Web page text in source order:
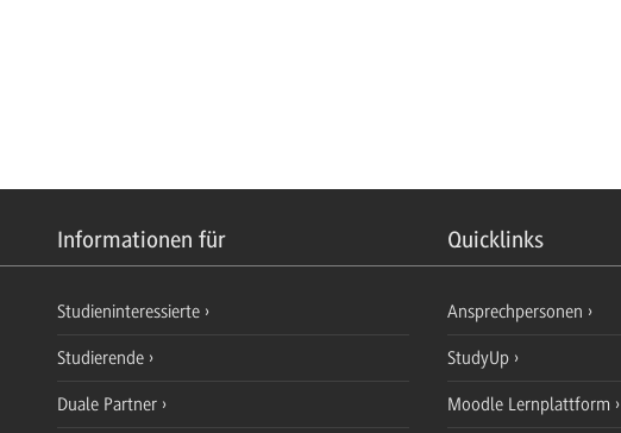
Informationen für Quicklinks
Studieninteressierte
Studierende
Duale Partner
Ansprechpersonen
StudyUp
Moodle Lernplattform